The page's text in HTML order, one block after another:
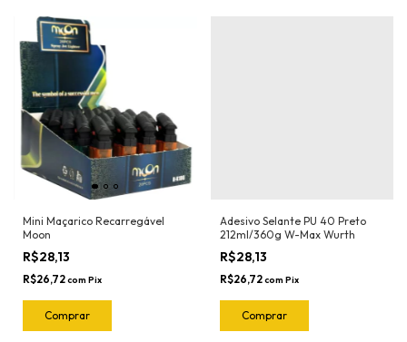
Mini Maçarico Recarregável
Moon
R$28,13
R$26,72com Pix
Adesivo Selante PU 40 Preto
212ml/360g W-Max Wurth
R$28,13
R$26,72com Pix